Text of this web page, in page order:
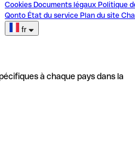
Cookies Documents légaux Politique
Qonto État du service Plan du site
fr
à chaque pays dans la